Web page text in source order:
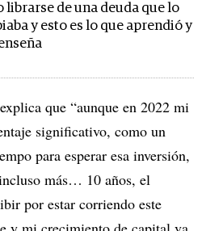
librarse de una deuda que lo
y esto es lo que aprendió y
que “aunque en 2022 mi
significativo, como un
para esperar esa inversión,
más… 10 años, el
por estar corriendo este